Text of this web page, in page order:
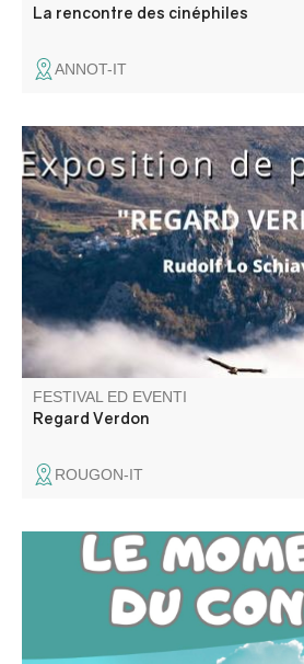
La rencontre des cinéphiles
ANNOT-IT
Une superbe exposition photos de
FESTIVAL ED EVENTI
Regard Verdon
ROUGON-IT
Lecture d’albums, d’histoires et